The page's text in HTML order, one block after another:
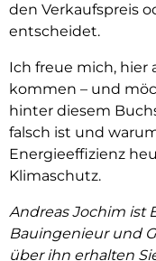
den Verkaufspreis
entscheidet.
Ich freue mich, hier
kommen – und
hinter diesem
falsch ist und
Energieeffizienz
Klimaschutz.
Andreas Jochim ist
Bauingenieur und
über ihn erhalten